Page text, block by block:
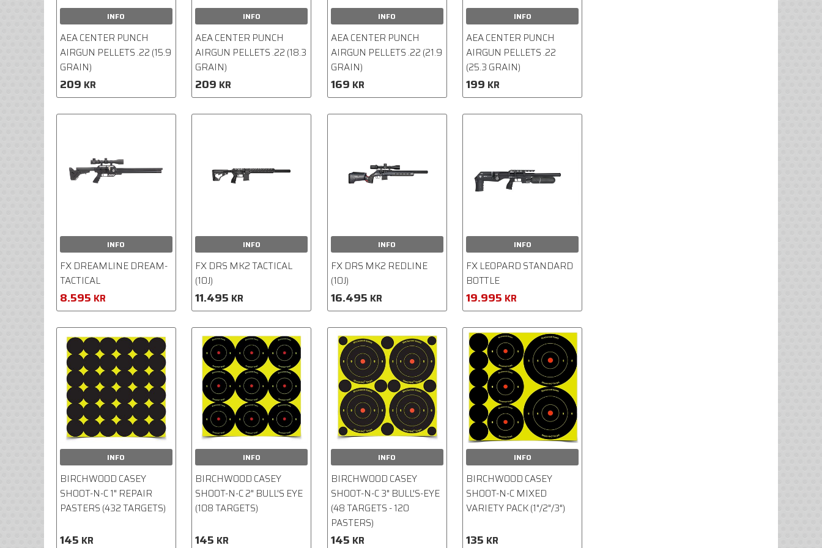
INFO
AEA CENTER PUNCH
AIRGUN PELLETS .22 (15.9
GRAIN)
209 KR
INFO
AEA CENTER PUNCH
AIRGUN PELLETS .22 (18.3
GRAIN)
209 KR
INFO
AEA CENTER PUNCH
AIRGUN PELLETS .22 (21.9
GRAIN)
169 KR
INFO
AEA CENTER PUNCH
AIRGUN PELLETS .22
(25.3 GRAIN)
199 KR
INFO
FX DREAMLINE DREAM-
TACTICAL
8.595 KR
INFO
FX DRS MK2 TACTICAL
(10J)
11.495 KR
INFO
FX DRS MK2 REDLINE
(10J)
16.495 KR
INFO
FX LEOPARD STANDARD
BOTTLE
19.995 KR
INFO
BIRCHWOOD CASEY
SHOOT-N-C 1" REPAIR
PASTERS (432 TARGETS)
145 KR
INFO
BIRCHWOOD CASEY
SHOOT-N-C 2" BULL'S EYE
(108 TARGETS)
145 KR
INFO
BIRCHWOOD CASEY
SHOOT-N-C 3" BULL'S-EYE
(48 TARGETS - 120
PASTERS)
145 KR
INFO
BIRCHWOOD CASEY
SHOOT-N-C MIXED
VARIETY PACK (1"/2"/3")
135 KR